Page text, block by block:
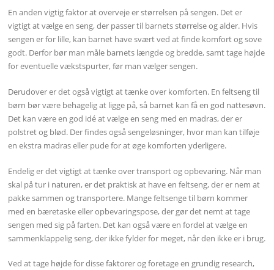
En anden vigtig faktor at overveje er størrelsen på sengen. Det er
vigtigt at vælge en seng, der passer til barnets størrelse og alder. Hvis
sengen er for lille, kan barnet have svært ved at finde komfort og sove
godt. Derfor bør man måle barnets længde og bredde, samt tage højde
for eventuelle vækstspurter, før man vælger sengen.
Derudover er det også vigtigt at tænke over komforten. En feltseng til
børn bør være behagelig at ligge på, så barnet kan få en god nattesøvn.
Det kan være en god idé at vælge en seng med en madras, der er
polstret og blød. Der findes også sengeløsninger, hvor man kan tilføje
en ekstra madras eller pude for at øge komforten yderligere.
Endelig er det vigtigt at tænke over transport og opbevaring. Når man
skal på tur i naturen, er det praktisk at have en feltseng, der er nem at
pakke sammen og transportere. Mange feltsenge til børn kommer
med en bæretaske eller opbevaringspose, der gør det nemt at tage
sengen med sig på farten. Det kan også være en fordel at vælge en
sammenklappelig seng, der ikke fylder for meget, når den ikke er i brug.
Ved at tage højde for disse faktorer og foretage en grundig research,